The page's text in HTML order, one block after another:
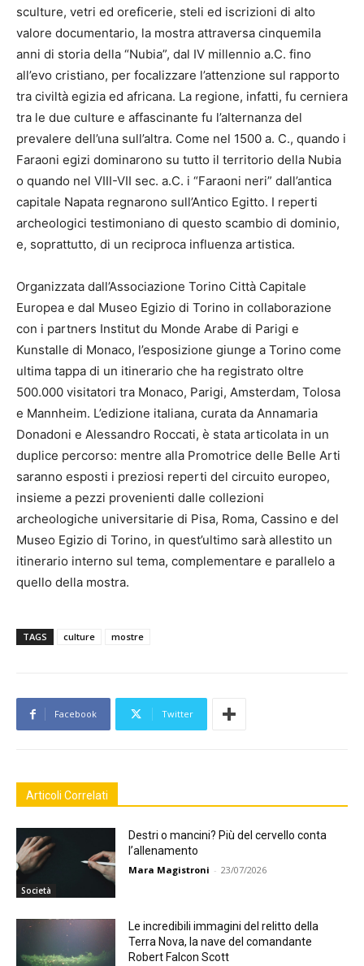
sculture, vetri ed oreficerie, steli ed iscrizioni di alto
valore documentario, la mostra attraversa cinquemila
anni di storia della “Nubia”, dal IV millennio a.C. fino
all’evo cristiano, per focalizzare l’attenzione sul rapporto
tra civiltà egizia ed africana. La regione, infatti, fu cerniera
tra le due culture e affascinante fu l’alternanza del
prevalere dell’una sull’altra. Come nel 1500 a. C., quando i
Faraoni egizi dominarono su tutto il territorio della Nubia
o quando nel VIII-VII sec. a.C. i “Faraoni neri” dall’antica
capitale Napata regnarono sull’Antico Egitto. I reperti
archeologici testimoniano di questo scambio di dominio,
e, soprattutto, di un reciproca influenza artistica.
Organizzata dall’Associazione Torino Città Capitale
Europea e dal Museo Egizio di Torino in collaborazione
con i partners Institut du Monde Arabe di Parigi e
Kunstalle di Monaco, l’esposizione giunge a Torino come
ultima tappa di un itinerario che ha registrato oltre
500.000 visitatori tra Monaco, Parigi, Amsterdam, Tolosa
e Mannheim. L’edizione italiana, curata da Annamaria
Donadoni e Alessandro Roccati, è stata articolata in un
duplice percorso: mentre alla Promotrice delle Belle Arti
saranno esposti i preziosi reperti del circuito europeo,
insieme a pezzi provenienti dalle collezioni
archeologiche universitarie di Pisa, Roma, Cassino e del
Museo Egizio di Torino, in quest’ultimo sarà allestito un
itinerario interno sul tema, complementare e parallelo a
quello della mostra.
TAGS culture mostre
Facebook Twitter
Articoli Correlati
Società
Destri o mancini? Più del cervello conta
l’allenamento
Mara Magistroni - 23/07/2026
Le incredibili immagini del relitto della
Terra Nova, la nave del comandante
Robert Falcon Scott